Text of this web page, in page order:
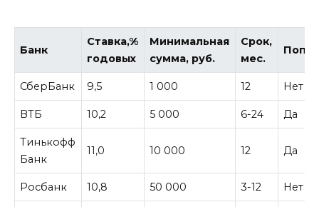
Банк
Ставка,%
годовых
Минимальная
сумма, руб.
Срок,
мес.
СберБанк 9,5 1 000 12 Нет
ВТБ 10,2 5 000 6-24 Да
Тинькофф
Банк
11,0 10 000 12 Да
Росбанк 10,8 50 000 3-12 Нет